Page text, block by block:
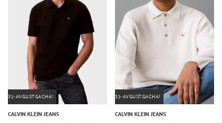
31-AVGUSTGACHA!
CALVIN KLEIN JEANS
31-AVGUSTGACHA!
CALVIN KLEIN JEANS